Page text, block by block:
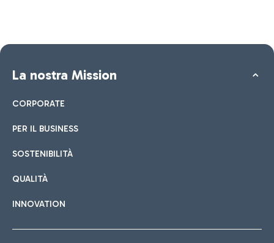
La nostra Mission
CORPORATE
PER IL BUSINESS
SOSTENIBILITÀ
QUALITÀ
INNOVATION